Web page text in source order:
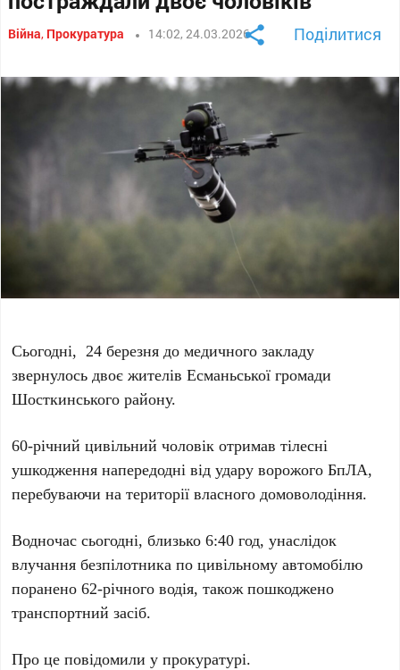
Війна, Прокуратура 14:02, 24.03.2026 Поділитися
Сьогодні, 24 березня до медичного закладу
звернулось двоє жителів Есманьської громади
Шосткинського району.
60-річний цивільний чоловік отримав тілесні
ушкодження напередодні від удару ворожого БпЛА,
перебуваючи на території власного домоволодіння.
Водночас сьогодні, близько 6:40 год, унаслідок
влучання безпілотника по цивільному автомобілю
поранено 62-річного водія, також пошкоджено
транспортний засіб.
Про це повідомили у прокуратурі.